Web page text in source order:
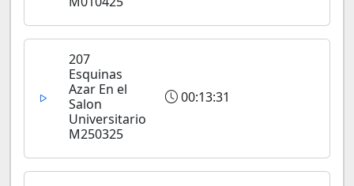
207
Esquinas
Azar En el
Salon
Universitario
M250325
00:13:31